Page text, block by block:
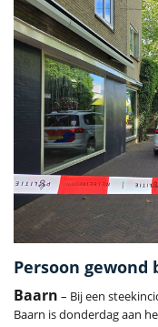
Persoon
Baarn – Bij een
Baarn is donderdag aan